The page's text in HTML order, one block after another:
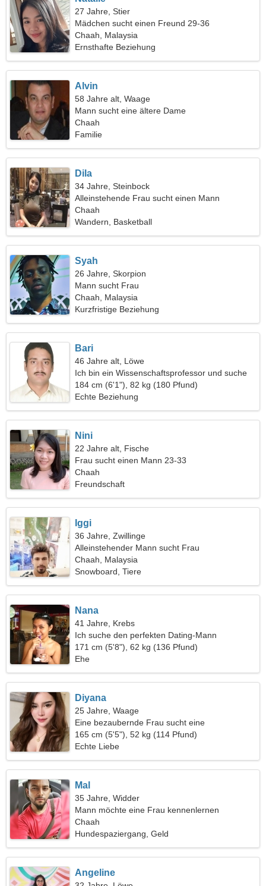
27 Jahre, Stier
Mädchen sucht einen Freund 29-36
Chaah, Malaysia
Ernsthafte Beziehung
Alvin
58 Jahre alt, Waage
Mann sucht eine ältere Dame
Chaah
Familie
Dila
34 Jahre, Steinbock
Alleinstehende Frau sucht einen Mann
Chaah
Wandern, Basketball
Syah
26 Jahre, Skorpion
Mann sucht Frau
Chaah, Malaysia
Kurzfristige Beziehung
Bari
46 Jahre alt, Löwe
Ich bin ein Wissenschaftsprofessor und suche
eine freundliche Frau
184 cm (6'1"), 82 kg (180 Pfund)
Echte Beziehung
Nini
22 Jahre alt, Fische
Frau sucht einen Mann 23-33
Chaah
Freundschaft
Iggi
36 Jahre, Zwillinge
Alleinstehender Mann sucht Frau
Chaah, Malaysia
Snowboard, Tiere
Nana
41 Jahre, Krebs
Ich suche den perfekten Dating-Mann
171 cm (5'8"), 62 kg (136 Pfund)
Ehe
Diyana
25 Jahre, Waage
Eine bezaubernde Frau sucht eine
leidenschaftliche Beziehung
165 cm (5'5"), 52 kg (114 Pfund)
Echte Liebe
Mal
35 Jahre, Widder
Mann möchte eine Frau kennenlernen
Chaah
Hundespaziergang, Geld
Angeline